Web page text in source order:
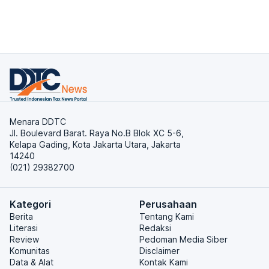
Menara DDTC
Jl. Boulevard Barat. Raya No.B Blok XC 5-6,
Kelapa Gading, Kota Jakarta Utara, Jakarta
14240
(021) 29382700
Kategori
Berita
Literasi
Review
Komunitas
Data & Alat
Perusahaan
Tentang Kami
Redaksi
Pedoman Media Siber
Disclaimer
Kontak Kami